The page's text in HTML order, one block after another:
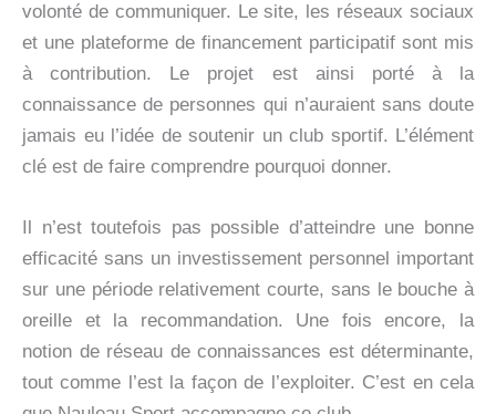
volonté de communiquer. Le site, les réseaux sociaux
et une plateforme de financement participatif sont mis
à contribution. Le projet est ainsi porté à la
connaissance de personnes qui n’auraient sans doute
jamais eu l’idée de soutenir un club sportif. L’élément
clé est de faire comprendre pourquoi donner.
Il n’est toutefois pas possible d’atteindre une bonne
efficacité sans un investissement personnel important
sur une période relativement courte, sans le bouche à
oreille et la recommandation. Une fois encore, la
notion de réseau de connaissances est déterminante,
tout comme l’est la façon de l’exploiter. C’est en cela